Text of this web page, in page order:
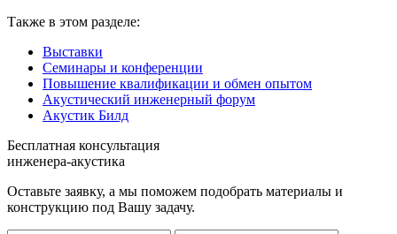
Также в этом разделе:
Выставки
Семинары и конференции
Повышение квалификации и обмен опытом
Акустический инженерный форум
Акустик Билд
Бесплатная консультация
инженера-акустика
Оставьте заявку, а мы поможем подобрать материалы и
конструкцию под Вашу задачу.